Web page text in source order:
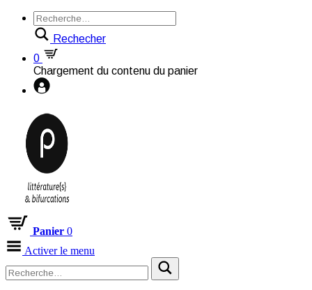
Rechecher
0
Chargement du contenu du panier
Panier 0
Activer le menu